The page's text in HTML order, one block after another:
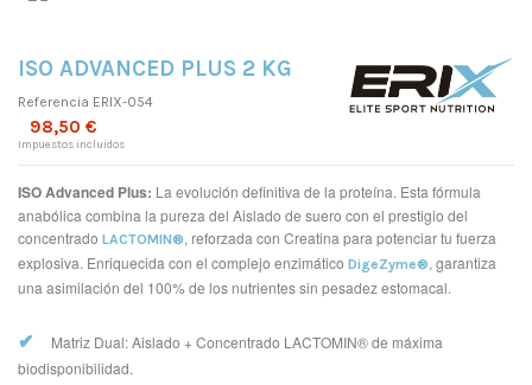
ISO ADVANCED PLUS 2 KG
Referencia ERIX-054
98,50 €
Impuestos incluidos
ISO Advanced Plus: La evolución definitiva de la proteína. Esta fórmula
anabólica combina la pureza del Aislado de suero con el prestigio del
concentrado LACTOMIN®, reforzada con Creatina para potenciar tu fuerza
explosiva. Enriquecida con el complejo enzimático DigeZyme®, garantiza
una asimilación del 100% de los nutrientes sin pesadez estomacal.
✔
Matriz Dual: Aislado + Concentrado LACTOMIN® de máxima
biodisponibilidad.